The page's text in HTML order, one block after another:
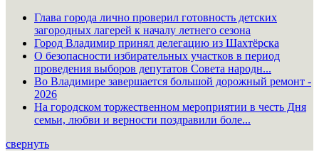
Глава города лично проверил готовность детских
загородных лагерей к началу летнего сезона
Город Владимир принял делегацию из Шахтёрска
О безопасности избирательных участков в период
проведения выборов депутатов Совета народн...
Во Владимире завершается большой дорожный ремонт -
2026
На городском торжественном мероприятии в честь Дня
семьи, любви и верности поздравили боле...
свернуть